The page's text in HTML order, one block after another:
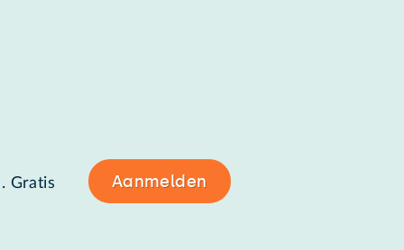
Gratis Aanmelden